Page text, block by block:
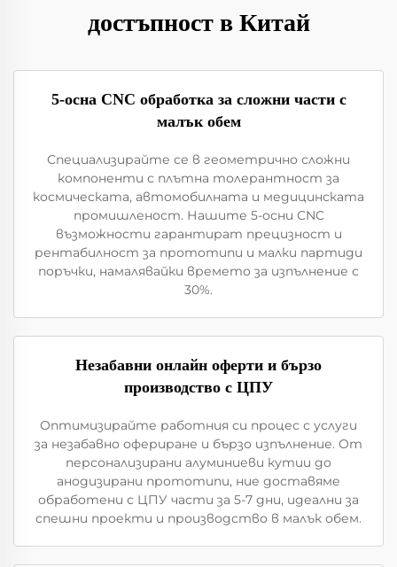
достъпност в Китай
5-осна CNC обработка за сложни части с
малък обем
Специализирайте се в геометрично сложни
компоненти с плътна толерантност за
космическата, автомобилната и медицинската
промишленост. Нашите 5-осни CNC
възможности гарантират прецизност и
рентабилност за прототипи и малки партиди
поръчки, намалявайки времето за изпълнение с
30%.
Незабавни онлайн оферти и бързо
производство с ЦПУ
Оптимизирайте работния си процес с услуги
за незабавно офериране и бързо изпълнение. От
персонализирани алуминиеви кутии до
анодизирани прототипи, ние доставяме
обработени с ЦПУ части за 5-7 дни, идеални за
спешни проекти и производство в малък обем.